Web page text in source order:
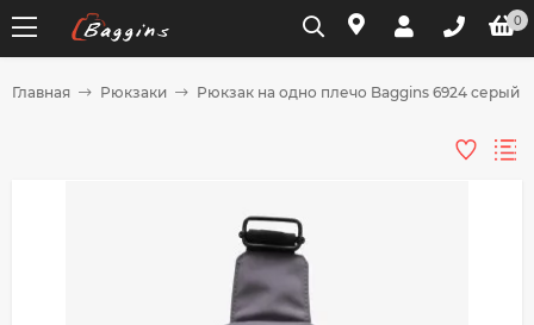
0
Главная Рюкзаки Рюкзак на одно плечо Baggins 6924 серый
на части
без переплат